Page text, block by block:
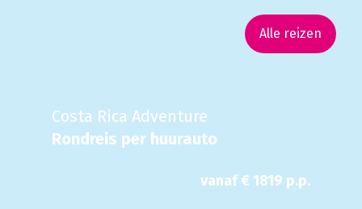
Alle reizen
Costa Rica Adventure
Rondreis per huurauto
vanaf € 1819 p.p.